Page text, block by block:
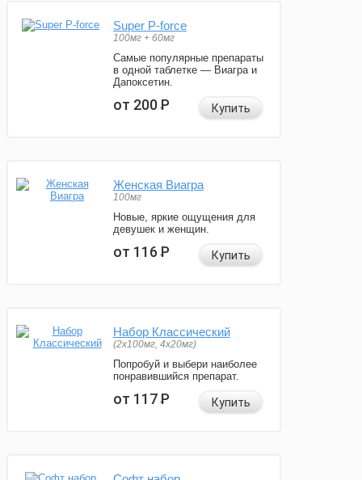
Super P-force
100мг + 60мг
Самые популярные препараты
в одной таблетке — Виагра и
Дапоксетин.
от 200Р Купить
Женская Виагра
100мг
Новые, яркие ощущения для
девушек и женщин.
от 116Р Купить
Набор Классический
(2x100мг, 4x20мг)
Попробуй и выбери наиболее
понравившийся препарат.
от 117Р Купить